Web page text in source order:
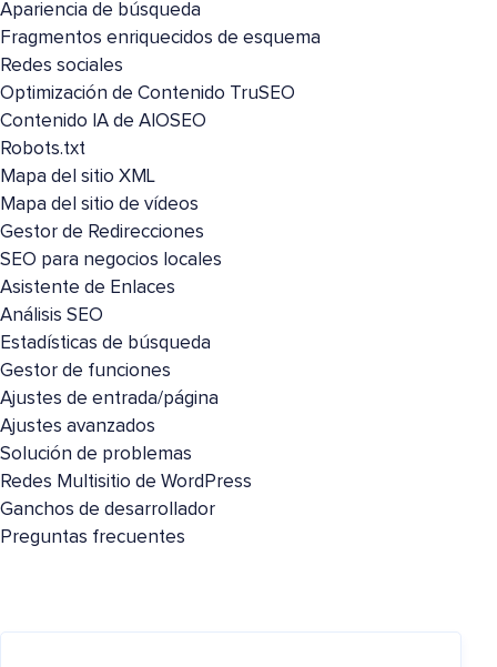
Apariencia de búsqueda
Fragmentos enriquecidos de esquema
Redes sociales
Optimización de Contenido TruSEO
Contenido IA de AIOSEO
Robots.txt
Mapa del sitio XML
Mapa del sitio de vídeos
Gestor de Redirecciones
SEO para negocios locales
Asistente de Enlaces
Análisis SEO
Estadísticas de búsqueda
Gestor de funciones
Ajustes de entrada/página
Ajustes avanzados
Solución de problemas
Redes Multisitio de WordPress
Ganchos de desarrollador
Preguntas frecuentes